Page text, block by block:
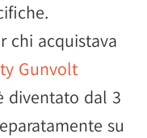
chi acquistava
Gunvolt
diventato dal 3
su